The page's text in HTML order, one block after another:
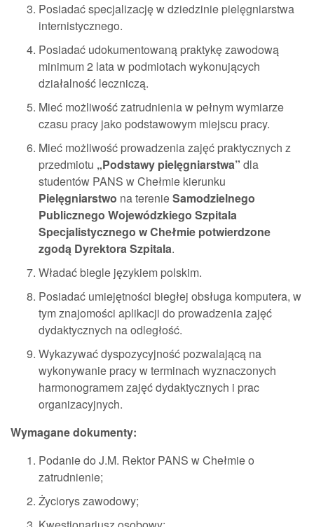
Posiadać specjalizację w dziedzinie pielęgniarstwa
internistycznego.
Posiadać udokumentowaną praktykę zawodową
minimum 2 lata w podmiotach wykonujących
działalność leczniczą.
Mieć możliwość zatrudnienia w pełnym wymiarze
czasu pracy jako podstawowym miejscu pracy.
Mieć możliwość prowadzenia zajęć praktycznych z
przedmiotu „Podstawy pielęgniarstwa” dla
studentów PANS w Chełmie kierunku
Pielęgniarstwo na terenieSamodzielnego
Publicznego Wojewódzkiego Szpitala
Specjalistycznego w Chełmie potwierdzone
zgodą Dyrektora Szpitala.
Władać biegle językiem polskim.
Posiadać umiejętności biegłej obsługa komputera, w
tym znajomości aplikacji do prowadzenia zajęć
dydaktycznych na odległość.
Wykazywać dyspozycyjność pozwalającą na
wykonywanie pracy w terminach wyznaczonych
harmonogramem zajęć dydaktycznych i prac
organizacyjnych.
Wymagane dokumenty:
Podanie do J.M. Rektor PANS w Chełmie o
zatrudnienie;
Życiorys zawodowy;